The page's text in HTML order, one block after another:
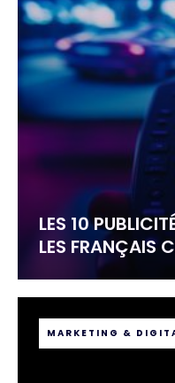
LES 10
LES FRANÇAIS
MARKETING &